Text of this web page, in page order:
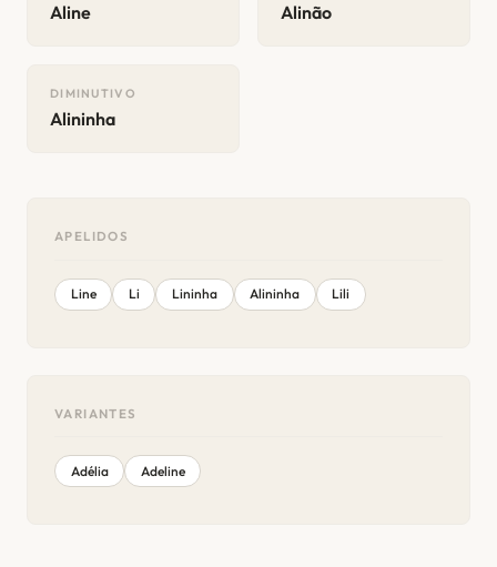
Aline Alinão
DIMINUTIVO
Alininha
APELIDOS
Line Li Lininha Alininha Lili
VARIANTES
Adélia Adeline